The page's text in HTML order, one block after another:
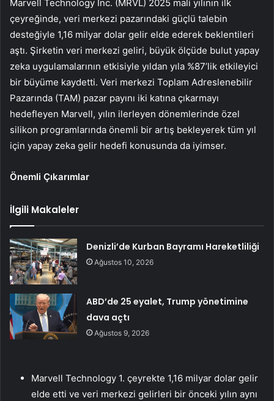
Marvell Technology Inc. (MRVL) 2025 mali yılının ilk
çeyreğinde, veri merkezi pazarındaki güçlü talebin
desteğiyle 1,16 milyar dolar gelir elde ederek beklentileri
aştı. Şirketin veri merkezi geliri, büyük ölçüde bulut yapay
zeka uygulamalarının etkisiyle yıldan yıla %87’lik etkileyici
bir büyüme kaydetti. Veri merkezi Toplam Adreslenebilir
Pazarında (TAM) pazar payını iki katına çıkarmayı
hedefleyen Marvell, yılın ilerleyen dönemlerinde özel
silikon programlarında önemli bir artış bekleyerek tüm yıl
için yapay zeka gelir hedefi konusunda da iyimser.
Önemli Çıkarımlar
İlgili Makaleler
Denizli’de Kurban Bayramı Hareketliliği
Ağustos 10, 2026
ABD’de 25 eyalet, Trump yönetimine
dava açtı
Ağustos 9, 2026
Marvell Technology 1. çeyrekte 1,16 milyar dolar gelir
elde etti ve veri merkezi gelirleri bir önceki yılın aynı